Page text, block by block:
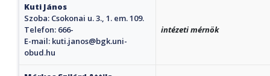
Kuti János
Szoba: Csokonai u. 3., 1. em. 109.
Telefon: 666-
E-mail: kuti.janos@bgk.uni-
obud.hu
intézeti mérnök